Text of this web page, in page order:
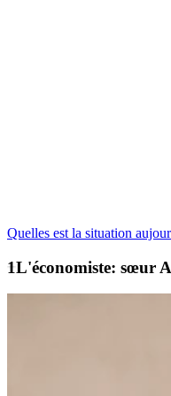
Quelles est la situation
L'économiste: sœur